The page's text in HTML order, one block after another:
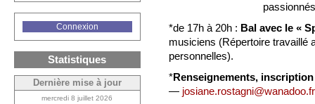
*de 17h à 20h : Bal avec le «
musiciens (Répertoire travaillé
personnelles).
*Renseignements,
— josiane.rostagni@wanadoo.fr
Connexion
Statistiques
Dernière mise à jour
mercredi 8 juillet 2026